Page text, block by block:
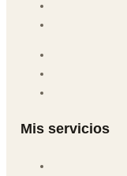
Mis servicios